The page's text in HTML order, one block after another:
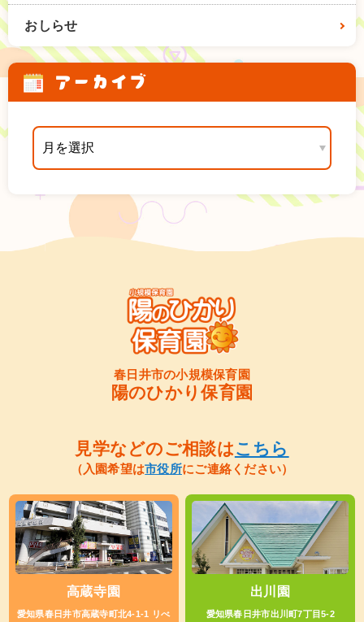
おしらせ
アーカイブ
春日井市の小規模保育園
陽のひかり保育園
見学などのご相談はこちら
（入園希望は市役所にご連絡ください）
高蔵寺園
愛知県春日井市高蔵寺町北4-1-1 リべ
出川園
愛知県春日井市出川町7丁目5-2